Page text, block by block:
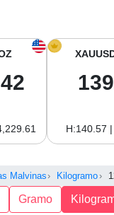
hoy en América del
H:140.57
Malvinas Kilogramo
Gramo